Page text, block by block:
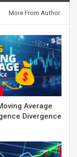
More From Author
Average
Divergence